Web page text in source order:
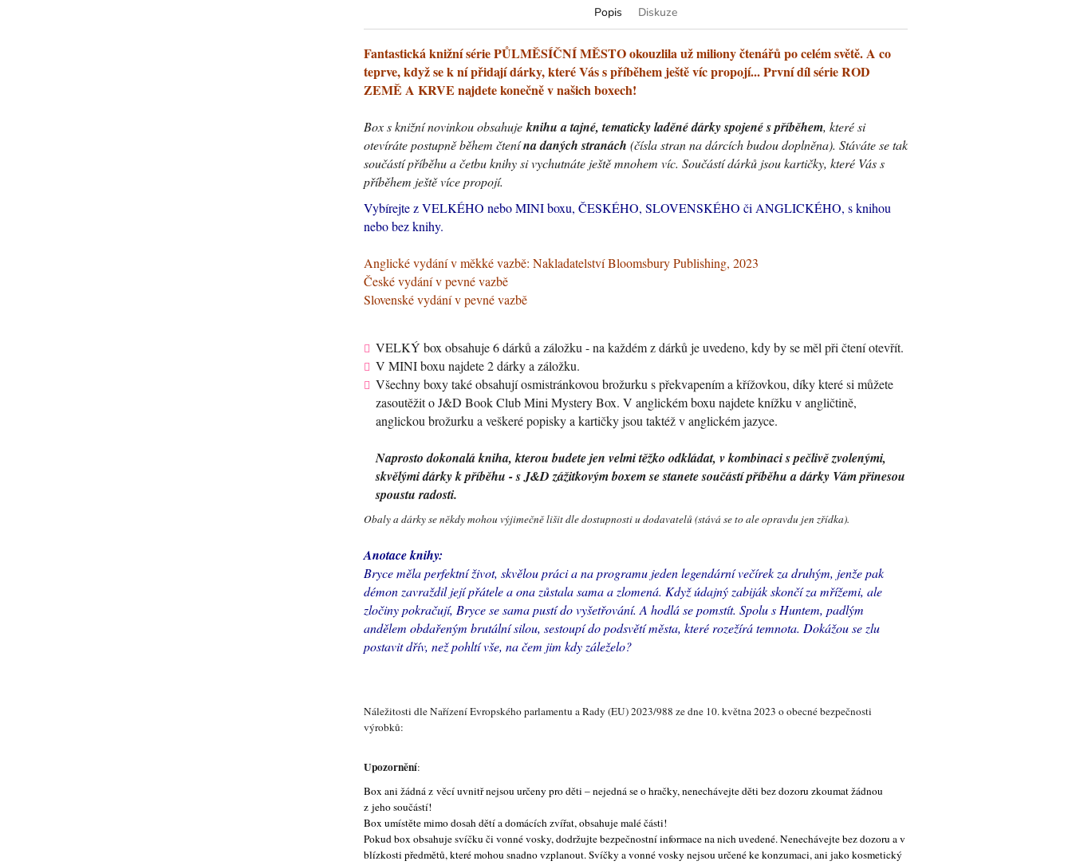
Popis Diskuze
Fantastická knižní série PŮLMĚSÍČNÍ MĚSTO okouzlila už miliony čtenářů po celém světě. A co
teprve, když se k ní přidají dárky, které Vás s příběhem ještě víc propojí... První díl série ROD
ZEMĚ A KRVE najdete konečně v našich boxech!
Box s knižní novinkou obsahuje knihu a tajné, tematicky laděné dárky spojené s příběhem, které si
otevíráte postupně během čtenína daných stranách (čísla stran na dárcích budou doplněna). Stáváte se tak
součástí příběhu a četbu knihy si vychutnáte ještě mnohem víc. Součástí dárků jsou kartičky, které Vás s
příběhem ještě více propojí.
Vybírejte z VELKÉHO nebo MINI boxu, ČESKÉHO, SLOVENSKÉHO či ANGLICKÉHO, s knihou
nebo bez knihy.
Anglické vydání v měkké vazbě: Nakladatelství Bloomsbury Publishing, 2023
České vydání v pevné vazbě
Slovenské vydání v pevné vazbě
VELKÝ box obsahuje 6 dárků a záložku - na každém z dárků je uvedeno, kdy by se měl při čtení otevřít.
V MINI boxu najdete 2 dárky a záložku.
Všechny boxy také obsahují osmistránkovou brožurku s překvapením a křížovkou, díky které si můžete
zasoutěžit o J&D Book Club Mini Mystery Box. V anglickém boxu najdete knížku v angličtině,
anglickou brožurku a veškeré popisky a kartičky jsou taktéž v anglickém jazyce.
Naprosto dokonalá kniha, kterou budete jen velmi těžko odkládat, v kombinaci s pečlivě zvolenými,
skvělými dárky k příběhu - s J&D zážitkovým boxem se stanete součástí příběhu a dárky Vám přinesou
spoustu radosti.
Obaly a dárky se někdy mohou výjimečně lišit dle dostupnosti u dodavatelů (stává se to ale opravdu jen zřídka).
Anotace knihy:
Bryce měla perfektní život, skvělou práci a na programu jeden legendární večírek za druhým, jenže pak
démon zavraždil její přátele a ona zůstala sama a zlomená. Když údajný zabiják skončí za mřížemi, ale
zločiny pokračují, Bryce se sama pustí do vyšetřování. A hodlá se pomstít. Spolu s Huntem, padlým
andělem obdařeným brutální silou, sestoupí do podsvětí města, které rozežírá temnota. Dokážou se zlu
postavit dřív, než pohltí vše, na čem jim kdy záleželo?
Náležitosti dle Nařízení Evropského parlamentu a Rady (EU) 2023/988 ze dne 10. května 2023 o obecné bezpečnosti
výrobků:
Upozornění:
Box ani žádná z věcí uvnitř nejsou určeny pro děti – nejedná se o hračky, nenechávejte děti bez dozoru zkoumat žádnou
z jeho součástí!
Box umístěte mimo dosah dětí a domácích zvířat, obsahuje malé části!
Pokud box obsahuje svíčku či vonné vosky, dodržujte bezpečnostní informace na nich uvedené. Nenechávejte bez dozoru a v
blízkosti předmětů, které mohou snadno vzplanout. Svíčky a vonné vosky nejsou určené ke konzumaci, ani jako kosmetický